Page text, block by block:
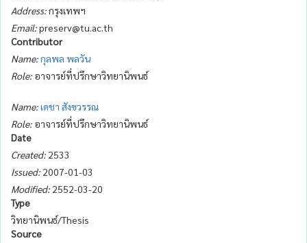
Address:กรุงเทพฯ
Email:preserv@tu.ac.th
Contributor
Name:กุลพล พลวัน
Role: อาจารย์ที่ปรึกษาวิทยานิพนธ์
Name:เดชา สังขวรรณ
Role: อาจารย์ที่ปรึกษาวิทยานิพนธ์
Date
Created: 2533
Issued: 2007-01-03
Modified: 2552-03-20
Type
วิทยานิพนธ์/Thesis
Source